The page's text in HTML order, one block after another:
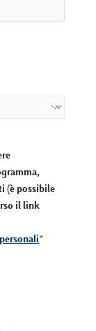
(è possibile
il link